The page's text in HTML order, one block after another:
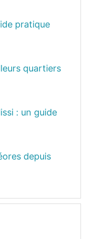
pratique
quartiers
: un guide
depuis